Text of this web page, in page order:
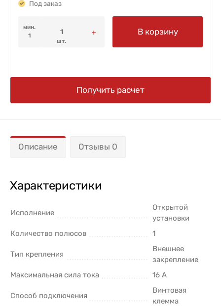
Под заказ
мин.
1
шт.
В корзину
Получить расчет
Описание Отзывы 0
Характеристики
Исполнение
Открытой
установки
Количество полюсов
1
Тип крепления
Внешнее
закрепление
Максимальная сила тока
16 А
Способ подключения
Винтовая
клемма